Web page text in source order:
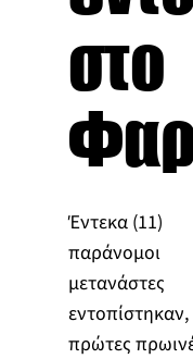
στο
Έντεκα (11)
παράνομοι
μετανάστες
εντοπίστηκαν,
πρώτες